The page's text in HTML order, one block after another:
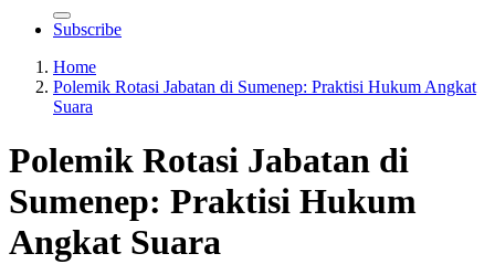
Subscribe
Home
Polemik Rotasi Jabatan di Sumenep: Praktisi Hukum Angkat
Suara
Polemik Rotasi Jabatan di
Sumenep: Praktisi Hukum
Angkat Suara